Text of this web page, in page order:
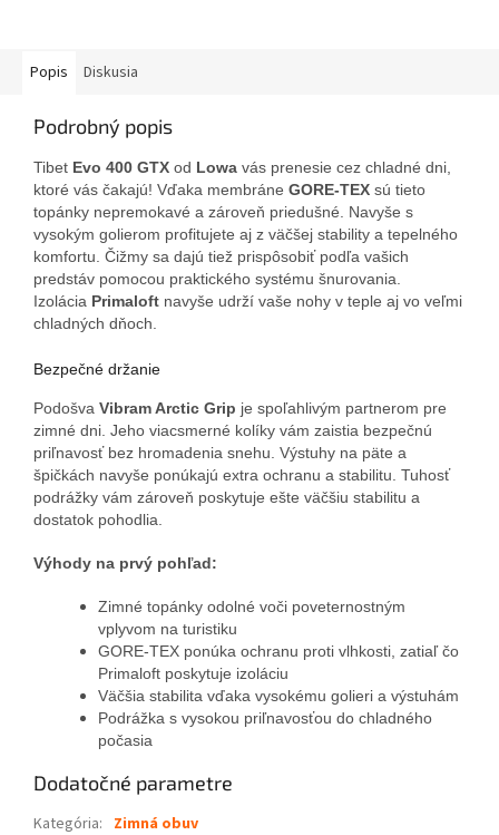
Popis Diskusia
Podrobný popis
Tibet Evo 400 GTX od Lowa vás prenesie cez chladné dni,
ktoré vás čakajú! Vďaka membráne GORE-TEX sú tieto
topánky nepremokavé a zároveň priedušné. Navyše s
vysokým golierom profitujete aj z väčšej stability a tepelného
komfortu. Čižmy sa dajú tiež prispôsobiť podľa vašich
predstáv pomocou praktického systému šnurovania.
Izolácia Primaloft navyše udrží vaše nohy v teple aj vo veľmi
chladných dňoch.
Bezpečné držanie
Podošva Vibram Arctic Grip je spoľahlivým partnerom pre
zimné dni. Jeho viacsmerné kolíky vám zaistia bezpečnú
priľnavosť bez hromadenia snehu. Výstuhy na päte a
špičkách navyše ponúkajú extra ochranu a stabilitu. Tuhosť
podrážky vám zároveň poskytuje ešte väčšiu stabilitu a
dostatok pohodlia.
Výhody na prvý pohľad:
Zimné topánky odolné voči poveternostným
vplyvom na turistiku
GORE-TEX ponúka ochranu proti vlhkosti, zatiaľ čo
Primaloft poskytuje izoláciu
Väčšia stabilita vďaka vysokému golieri a výstuhám
Podrážka s vysokou priľnavosťou do chladného
počasia
Dodatočné parametre
Kategória: Zimná obuv